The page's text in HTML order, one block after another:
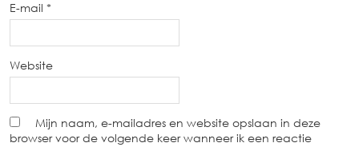
E-mail *
Website
Mijn naam, e-mailadres en website opslaan in deze
browser voor de volgende keer wanneer ik een reactie